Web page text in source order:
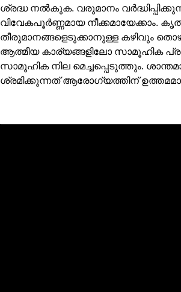
ശ്രദ്ധ നൽകുക. വരുമാനം
വിവേകപൂർണ്ണമായ നീക്കമായേക്കാം.
തീരുമാനങ്ങളെടുക്കാനുള്ള കഴിവും
ആത്മീയ കാര്യങ്ങളിലോ സാമൂഹിക
സാമൂഹിക നില മെച്ചപ്പെടുത്തും.
ശ്രമിക്കുന്നത് ആരോഗ്യത്തിന്